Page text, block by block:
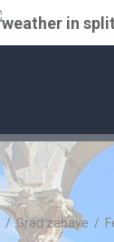
/Grad zabave /